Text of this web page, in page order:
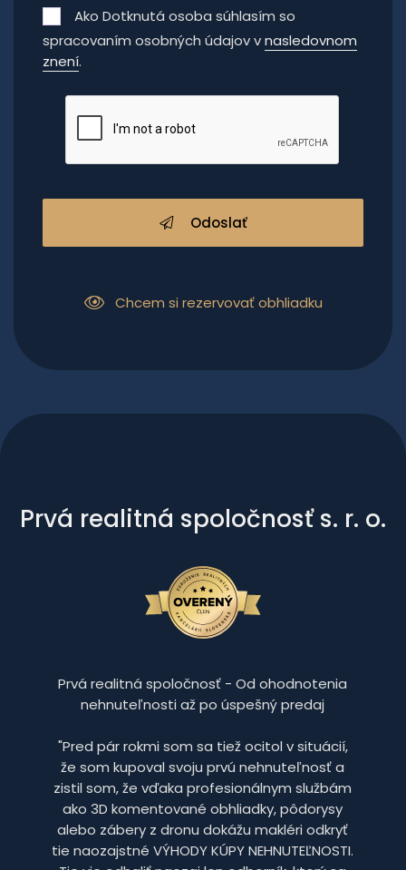
Ako Dotknutá osoba súhlasím so
spracovaním osobných údajov vnasledovnom
znení.
Odoslať
Chcem si rezervovať obhliadku
Prvá realitná spoločnosť s. r. o.
Prvá realitná spoločnosť - Od ohodnotenia
nehnuteľnosti až po úspešný predaj
"Pred pár rokmi som sa tiež ocitol v situácií,
že som kupoval svoju prvú nehnuteľnosť a
zistil som, že vďaka profesionálnym službám
ako 3D komentované obhliadky, pôdorysy
alebo zábery z dronu dokážu makléri odkryť
tie naozajstné VÝHODY KÚPY NEHNUTEĽNOSTI.